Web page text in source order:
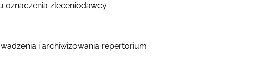
oznaczenia zleceniodawcy
i archiwizowania repertorium